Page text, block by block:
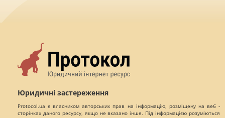
Юридичні застереження
Protocol.ua є власником авторських прав на інформацію, розміщену на веб -
сторінках даного ресурсу, якщо не вказано інше. Під інформацією розуміються